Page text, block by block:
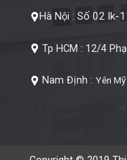
Hà Nội :Số 02 lk-
Tp HCM : 12/4
Nam Định : Yên